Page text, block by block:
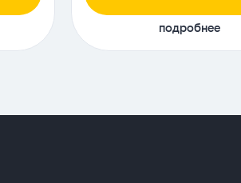
подробнее